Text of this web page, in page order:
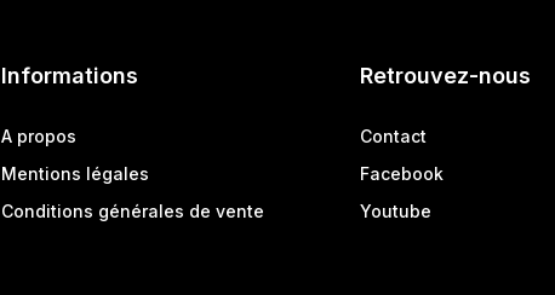
Informations
A propos
Mentions légales
Conditions générales de vente
Retrouvez-nous
Contact
Facebook
Youtube